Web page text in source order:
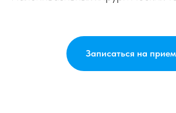
Записаться на прием